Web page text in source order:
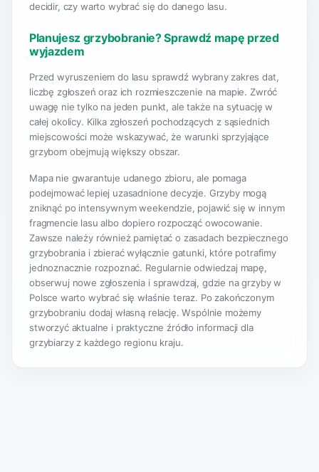
decidir, czy warto wybrać się do danego lasu.
Planujesz grzybobranie? Sprawdź mapę przed
wyjazdem
Przed wyruszeniem do lasu sprawdź wybrany zakres dat,
liczbę zgłoszeń oraz ich rozmieszczenie na mapie. Zwróć
uwagę nie tylko na jeden punkt, ale także na sytuację w
całej okolicy. Kilka zgłoszeń pochodzących z sąsiednich
miejscowości może wskazywać, że warunki sprzyjające
grzybom obejmują większy obszar.
Mapa nie gwarantuje udanego zbioru, ale pomaga
podejmować lepiej uzasadnione decyzje. Grzyby mogą
zniknąć po intensywnym weekendzie, pojawić się w innym
fragmencie lasu albo dopiero rozpocząć owocowanie.
Zawsze należy również pamiętać o zasadach bezpiecznego
grzybobrania i zbierać wyłącznie gatunki, które potrafimy
jednoznacznie rozpoznać. Regularnie odwiedzaj mapę,
obserwuj nowe zgłoszenia i sprawdzaj, gdzie na grzyby w
Polsce warto wybrać się właśnie teraz. Po zakończonym
grzybobraniu dodaj własną relację. Wspólnie możemy
stworzyć aktualne i praktyczne źródło informacji dla
grzybiarzy z każdego regionu kraju.